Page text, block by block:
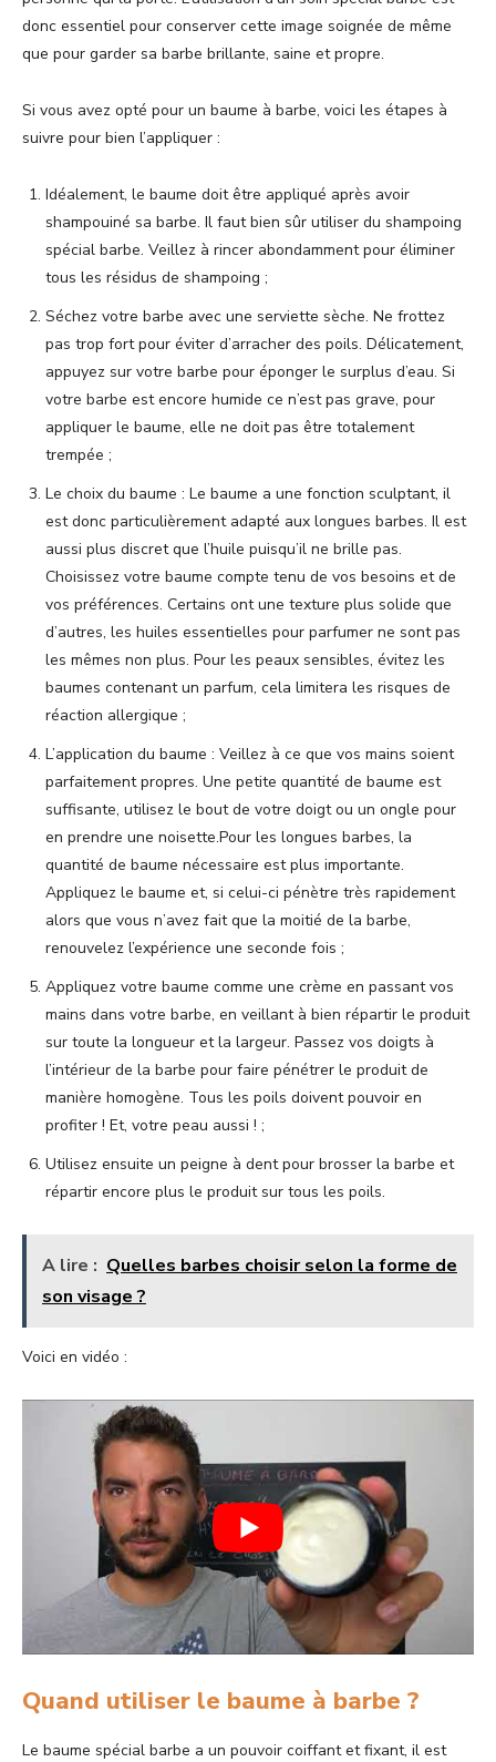
donc essentiel pour conserver cette image soignée de même
que pour garder sa barbe brillante, saine et propre.
Si vous avez opté pour un baume à barbe, voici les étapes à
suivre pour bien l’appliquer :
Idéalement, le baume doit être appliqué après avoir
shampouiné sa barbe. Il faut bien sûr utiliser du shampoing
spécial barbe. Veillez à rincer abondamment pour éliminer
tous les résidus de shampoing ;
Séchez votre barbe avec une serviette sèche. Ne frottez
pas trop fort pour éviter d’arracher des poils. Délicatement,
appuyez sur votre barbe pour éponger le surplus d’eau. Si
votre barbe est encore humide ce n’est pas grave, pour
appliquer le baume, elle ne doit pas être totalement
trempée ;
Le choix du baume : Le baume a une fonction sculptant, il
est donc particulièrement adapté aux longues barbes. Il est
aussi plus discret que l’huile puisqu’il ne brille pas.
Choisissez votre baume compte tenu de vos besoins et de
vos préférences. Certains ont une texture plus solide que
d’autres, les huiles essentielles pour parfumer ne sont pas
les mêmes non plus. Pour les peaux sensibles, évitez les
baumes contenant un parfum, cela limitera les risques de
réaction allergique ;
L’application du baume : Veillez à ce que vos mains soient
parfaitement propres. Une petite quantité de baume est
suffisante, utilisez le bout de votre doigt ou un ongle pour
en prendre une noisette.Pour les longues barbes, la
quantité de baume nécessaire est plus importante.
Appliquez le baume et, si celui-ci pénètre très rapidement
alors que vous n’avez fait que la moitié de la barbe,
renouvelez l’expérience une seconde fois ;
Appliquez votre baume comme une crème en passant vos
mains dans votre barbe, en veillant à bien répartir le produit
sur toute la longueur et la largeur. Passez vos doigts à
l’intérieur de la barbe pour faire pénétrer le produit de
manière homogène. Tous les poils doivent pouvoir en
profiter ! Et, votre peau aussi ! ;
Utilisez ensuite un peigne à dent pour brosser la barbe et
répartir encore plus le produit sur tous les poils.
A lire : Quelles barbes choisir selon la forme de
son visage ?
Voici en vidéo :
Quand utiliser le baume à barbe ?
Le baume spécial barbe a un pouvoir coiffant et fixant, il est